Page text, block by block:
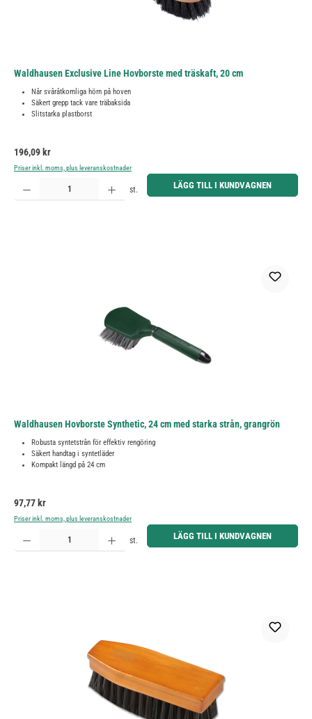
Waldhausen Exclusive Line Hovborste med träskaft, 20 cm
Når svåråtkomliga hörn på hoven
Säkert grepp tack vare träbaksida
Slitstarka plastborst
Ordinarie pris:
196,09 kr
Priser inkl. moms, plus leveranskostnader
Produktkvantitet: Ange önskat belopp eller använd knapparna för att öka eller minska kvantiteten.
st. LÄGG TILL I KUNDVAGNEN
Waldhausen Hovborste Synthetic, 24 cm med starka strån, grangrön
Robusta syntetstrån för effektiv rengöring
Säkert handtag i syntetläder
Kompakt längd på 24 cm
Ordinarie pris:
97,77 kr
Priser inkl. moms, plus leveranskostnader
Produktkvantitet: Ange önskat belopp eller använd knapparna för att öka eller minska kvantiteten.
st. LÄGG TILL I KUNDVAGNEN